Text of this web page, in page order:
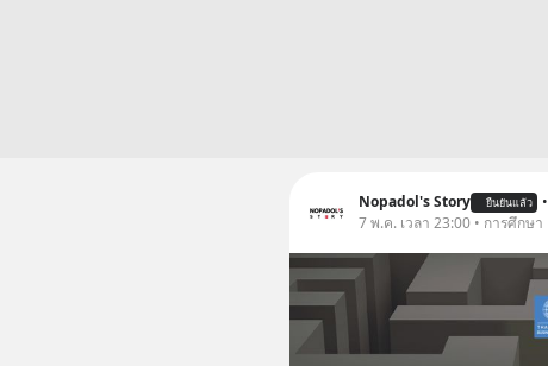
Nopadol's Story ยืนยันแล้ว •
7 พ.ค. เวลา 23:00 • การศึกษา